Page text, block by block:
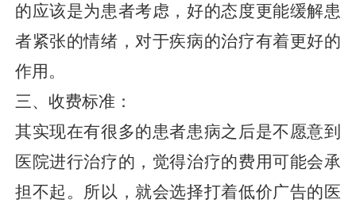
的应该是为患者考虑，好的态度更能缓解患
者紧张的情绪，对于疾病的治疗有着更好的
作用。
三、收费标准：
其实现在有很多的患者患病之后是不愿意到
医院进行治疗的，觉得治疗的费用可能会承
担不起。所以，就会选择打着低价广告的医